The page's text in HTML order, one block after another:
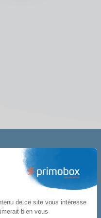
et partagez vos
vos collaborateurs.
de ce site vous intéresse
bien vous